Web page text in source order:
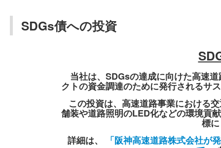
SDGs債への投資
当社は、SDGsの達成に向けた高速
クトの資金調達のために発行されるサ
この投資は、高速道路事業における
舗装や道路照明のLED化などの環境貢
標
詳細は、
「阪神高速道路株式会社が